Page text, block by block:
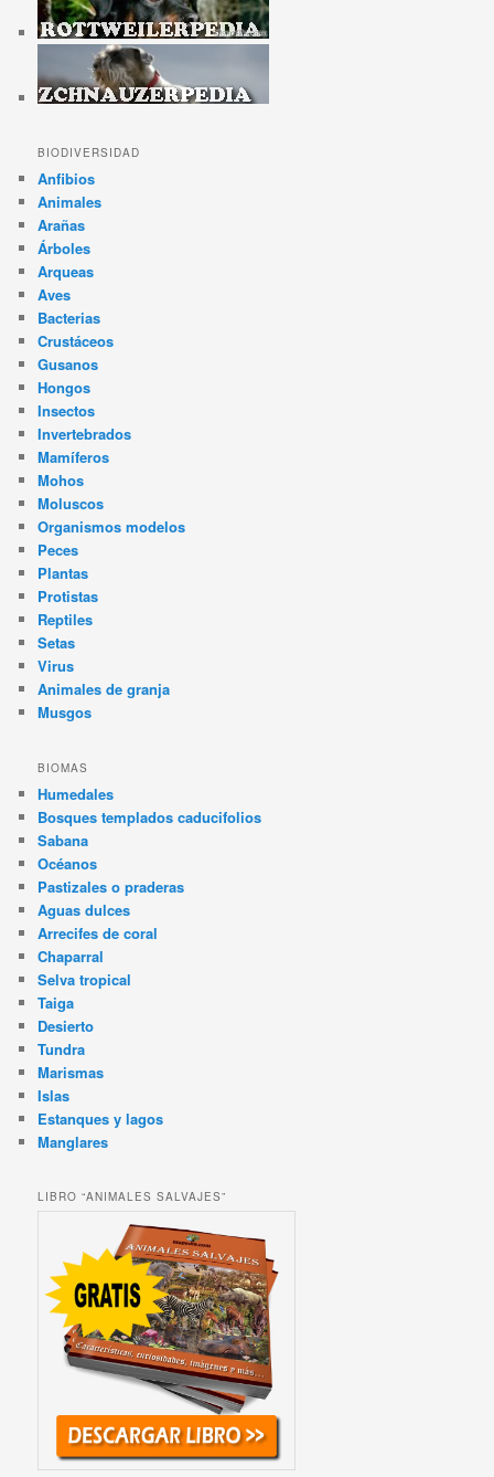
BIODIVERSIDAD
Anfibios
Animales
Arañas
Árboles
Arqueas
Aves
Bacterias
Crustáceos
Gusanos
Hongos
Insectos
Invertebrados
Mamíferos
Mohos
Moluscos
Organismos modelos
Peces
Plantas
Protistas
Reptiles
Setas
Virus
Animales de granja
Musgos
BIOMAS
Humedales
Bosques templados caducifolios
Sabana
Océanos
Pastizales o praderas
Aguas dulces
Arrecifes de coral
Chaparral
Selva tropical
Taiga
Desierto
Tundra
Marismas
Islas
Estanques y lagos
Manglares
LIBRO “ANIMALES SALVAJES”